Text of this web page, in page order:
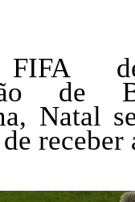
de
Natal
receber